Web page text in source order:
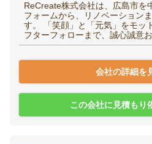
ReCreate株式会社は、広島市を
フォームから、リノベーション
す。 「笑顔」と「元気」をモッ
フターフォローまで、誠心誠意
会社の詳細を
この会社に見積もり